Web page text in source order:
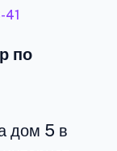
41
по
дом 5 в